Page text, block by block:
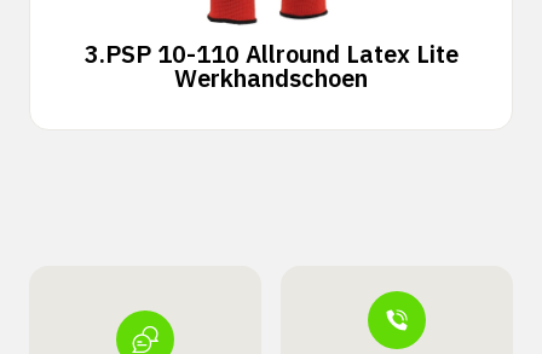
3.PSP 10-110 Allround Latex Lite
Werkhandschoen